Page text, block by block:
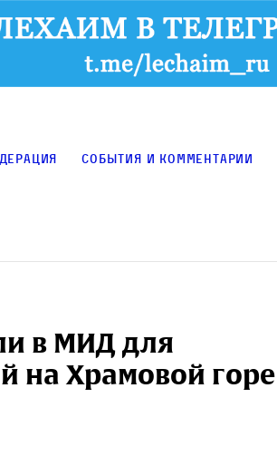
События и комментарии
в МИД для
на Храмовой горе